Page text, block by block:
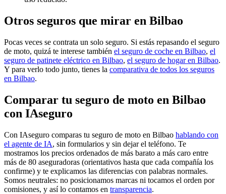
Otros seguros que mirar en Bilbao
Pocas veces se contrata un solo seguro. Si estás repasando el seguro
de moto, quizá te interese también el seguro de coche en Bilbao, el
seguro de patinete eléctrico en Bilbao, el seguro de hogar en Bilbao.
Y para verlo todo junto, tienes la comparativa de todos los seguros
en Bilbao.
Comparar tu seguro de moto en Bilbao
con IAseguro
Con IAseguro comparas tu seguro de moto en Bilbao hablando con
el agente de IA, sin formularios y sin dejar el teléfono. Te
mostramos los precios ordenados de más barato a más caro entre
más de 80 aseguradoras (orientativos hasta que cada compañía los
confirme) y te explicamos las diferencias con palabras normales.
Somos neutrales: no posicionamos marcas ni tocamos el orden por
comisiones, y así lo contamos en transparencia.